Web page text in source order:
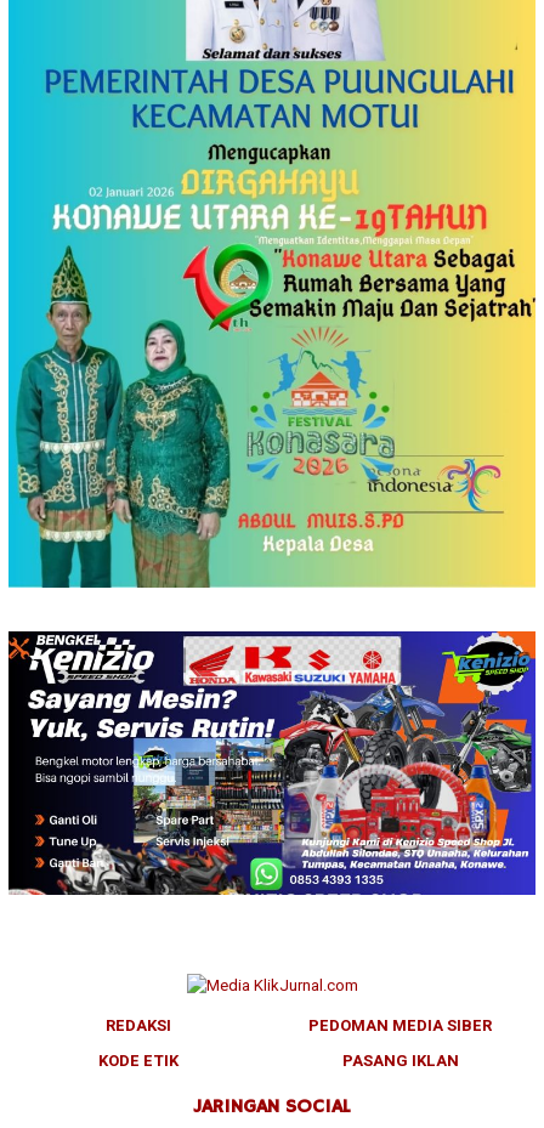
REDAKSI
PEDOMAN MEDIA SIBER
KODE ETIK
PASANG IKLAN
JARINGAN SOCIAL